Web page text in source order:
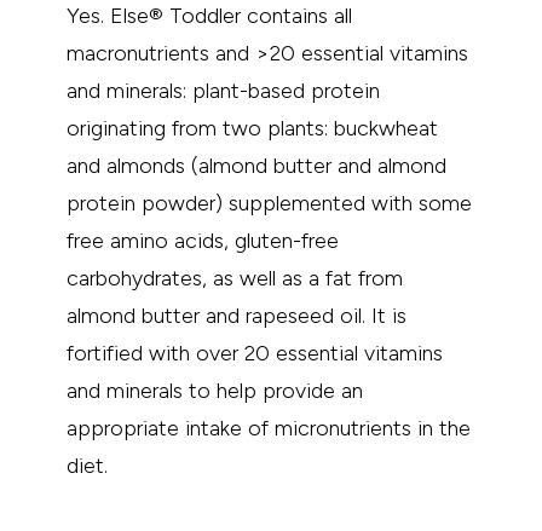
Yes. Else® Toddler contains all
macronutrients and >20 essential vitamins
and minerals: plant-based protein
originating from two plants: buckwheat
and almonds (almond butter and almond
protein powder) supplemented with some
free amino acids, gluten-free
carbohydrates, as well as a fat from
almond butter and rapeseed oil. It is
fortified with over 20 essential vitamins
and minerals to help provide an
appropriate intake of micronutrients in the
diet.